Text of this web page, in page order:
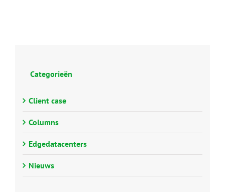
Categorieën
Client case
Columns
Edgedatacenters
Nieuws